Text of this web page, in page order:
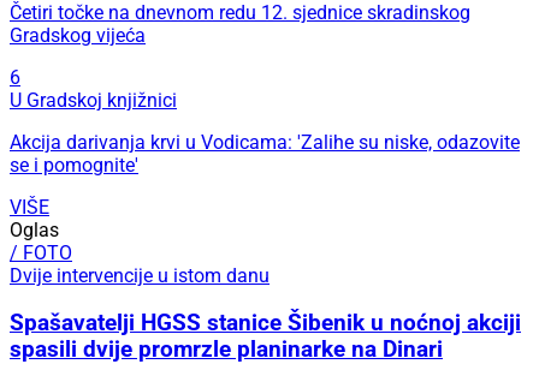
Četiri točke na dnevnom redu 12. sjednice skradinskog
Gradskog vijeća
6
U Gradskoj knjižnici
Akcija darivanja krvi u Vodicama: 'Zalihe su niske, odazovite
se i pomognite'
VIŠE
Oglas
/ FOTO
Dvije intervencije u istom danu
Spašavatelji HGSS stanice Šibenik u noćnoj akciji
spasili dvije promrzle planinarke na Dinari